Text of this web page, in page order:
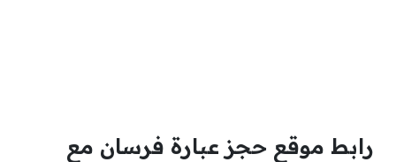
رابط موقع حجز عبارة فرسان مع